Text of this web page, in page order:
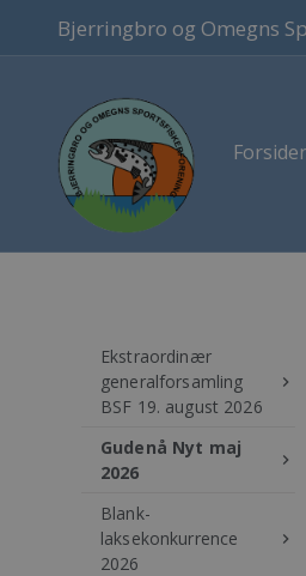
Bjerringbro og Omegns
Ekstraordinær
generalforsamling
BSF 19. august 2026
keyboard_arrow_right
Gudenå Nyt maj
2026
keyboard_arrow_right
Blank-
laksekonkurrence
2026
keyboard_arrow_right